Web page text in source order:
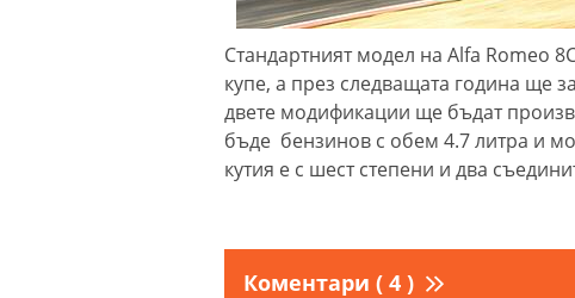
Стандартният модел на Alfa Romeo
купе, а през следващата година ще
двете модификации ще бъдат
бъде бензинов с обем 4.7 литра и
кутия е с шест степени и два
Коментари ( 4 )